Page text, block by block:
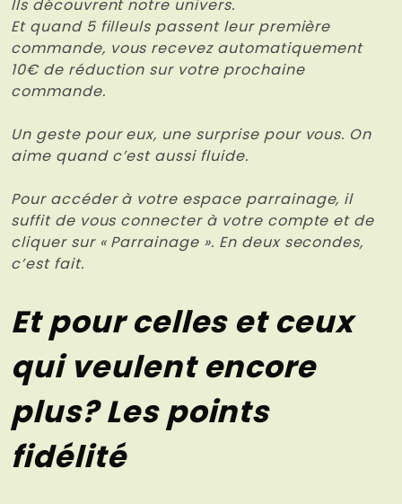
Ils découvrent notre univers.
Et quand 5 filleuls passent leur première
commande, vous recevez automatiquement
10€ de réduction sur votre prochaine
commande.
Un geste pour eux, une surprise pour vous. On
aime quand c’est aussi fluide.
Pour accéder à votre espace parrainage, il
suffit de vous connecter à votre compte et de
cliquer sur « Parrainage ». En deux secondes,
c’est fait.
Et pour celles et ceux
qui veulent encore
plus? Les points
fidélité